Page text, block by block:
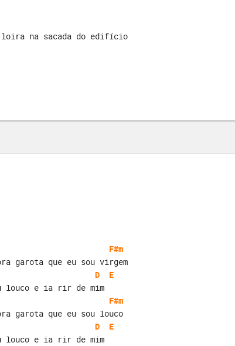
loira na sacada do edifício
F#m
garota que eu sou virgem
D
E
louco e ia rir de mim
F#m
garota que eu sou louco
D
E
louco e ia rir de mim